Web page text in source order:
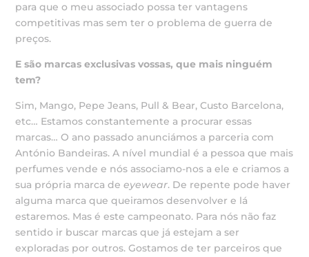
para que o meu associado possa ter vantagens
competitivas mas sem ter o problema de guerra de
preços.
E são marcas exclusivas vossas, que mais ninguém
tem?
Sim, Mango, Pepe Jeans, Pull & Bear, Custo Barcelona,
etc… Estamos constantemente a procurar essas
marcas… O ano passado anunciámos a parceria com
António Bandeiras. A nível mundial é a pessoa que mais
perfumes vende e nós associamo-nos a ele e criamos a
sua própria marca deeyewear. De repente pode haver
alguma marca que queiramos desenvolver e lá
estaremos. Mas é este campeonato. Para nós não faz
sentido ir buscar marcas que já estejam a ser
exploradas por outros. Gostamos de ter parceiros que